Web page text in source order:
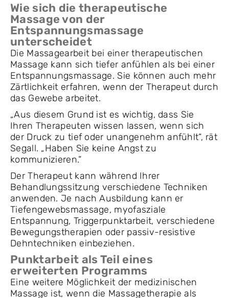
Wie sich die therapeutische
Massage von der
Entspannungsmassage
unterscheidet
Die Massagearbeit bei einer therapeutischen
Massage kann sich tiefer anfühlen als bei einer
Entspannungsmassage. Sie können auch mehr
Zärtlichkeit erfahren, wenn der Therapeut durch
das Gewebe arbeitet.
„Aus diesem Grund ist es wichtig, dass Sie
Ihren Therapeuten wissen lassen, wenn sich
der Druck zu tief oder unangenehm anfühlt“, rät
Segall. „Haben Sie keine Angst zu
kommunizieren.“
Der Therapeut kann während Ihrer
Behandlungssitzung verschiedene Techniken
anwenden. Je nach Ausbildung kann er
Tiefengewebsmassage, myofasziale
Entspannung, Triggerpunktarbeit, verschiedene
Bewegungstherapien oder passiv-resistive
Dehntechniken einbeziehen.
Punktarbeit als Teil eines
erweiterten Programms
Eine weitere Möglichkeit der medizinischen
Massage ist, wenn die Massagetherapie als